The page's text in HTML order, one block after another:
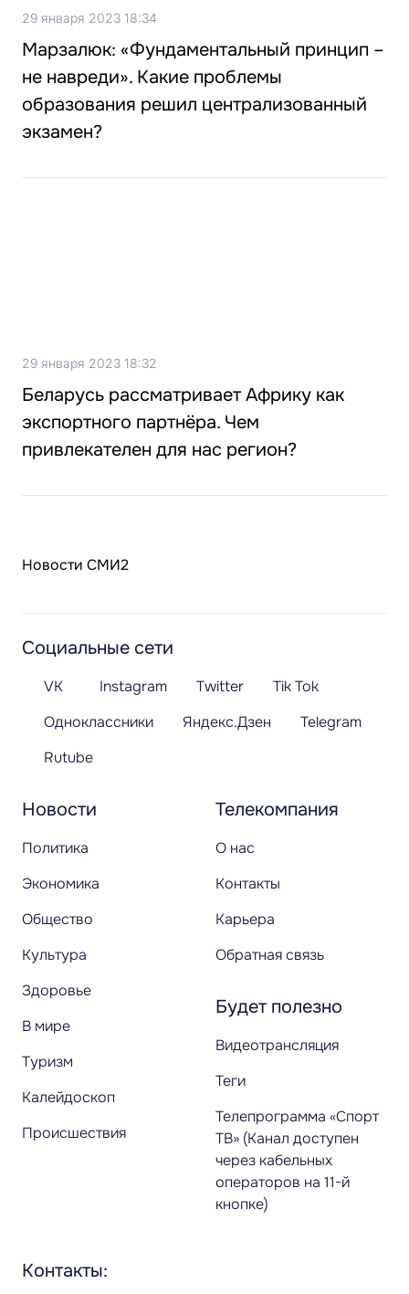
29 января 2023 18:34
Марзалюк: «Фундаментальный принцип –
не навреди». Какие проблемы
образования решил централизованный
экзамен?
29 января 2023 18:32
Беларусь рассматривает Африку как
экспортного партнёра. Чем
привлекателен для нас регион?
Новости СМИ2
Новости
Политика
Экономика
Общество
Культура
Здоровье
В мире
Туризм
Калейдоскоп
Происшествия
Телекомпания
О нас
Контакты
Карьера
Обратная связь
Будет полезно
Видеотрансляция
Теги
Телепрограмма «Спорт
ТВ» (Канал доступен
через кабельных
операторов на 11-й
кнопке)
Социальные сети
VK Instagram Twitter
Tik Tok
Одноклассники
Яндекс.Дзен
Telegram
Rutube
Контакты: